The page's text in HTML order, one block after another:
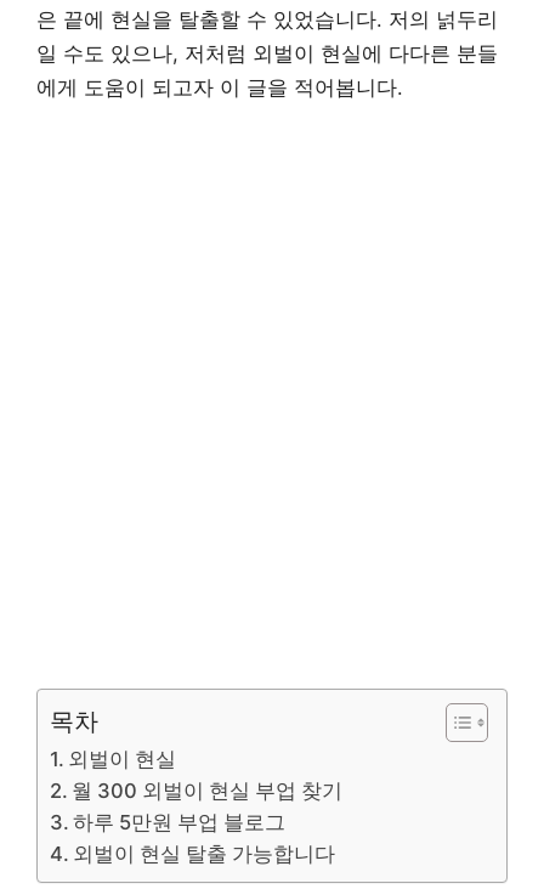
은 끝에 현실을 탈출할 수 있었습니다. 저의 넑두리
일 수도 있으나, 저처럼 외벌이 현실에 다다른 분들
에게 도움이 되고자 이 글을 적어봅니다.
목차
외벌이 현실
월 300 외벌이 현실 부업 찾기
하루 5만원 부업 블로그
외벌이 현실 탈출 가능합니다